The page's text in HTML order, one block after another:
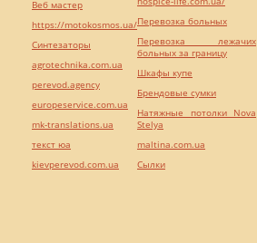
Веб мастер
https://motokosmos.ua/
Синтезаторы
agrotechnika.com.ua
perevod.agency
europeservice.com.ua
mk-translations.ua
текст юа
kievperevod.com.ua
Перевозка больных
Перевозка лежачих
больных за границу
Шкафы купе
Брендовые сумки
Натяжные потолки Nova
Stelya
maltina.com.ua
Cылки